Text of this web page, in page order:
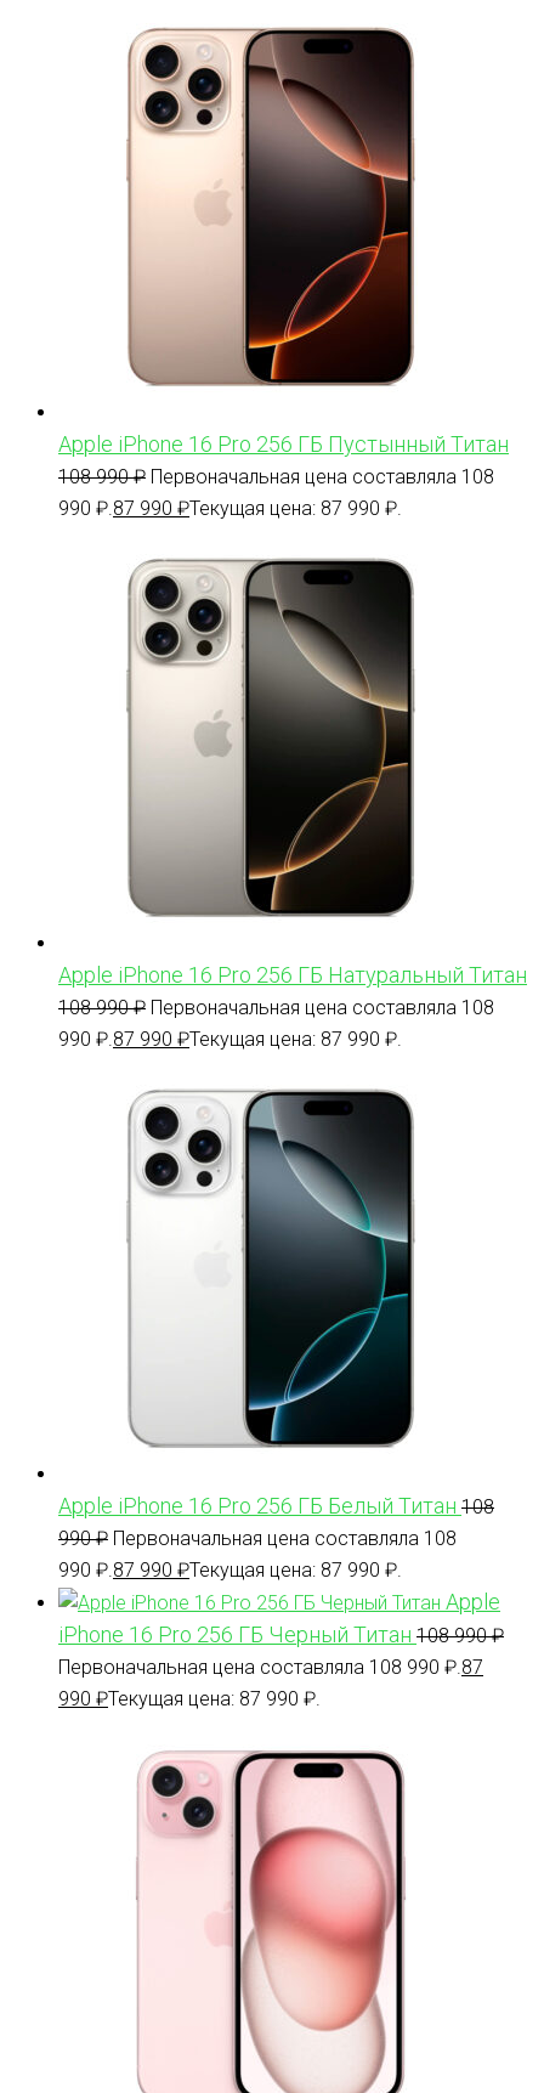
Apple iPhone 16 Pro 256 ГБ Пустынный Титан
108 990₽ Первоначальная цена составляла 108
990 ₽. 87 990 ₽Текущая цена: 87 990 ₽.
Apple iPhone 16 Pro 256 ГБ Натуральный Титан
108 990₽ Первоначальная цена составляла 108
990 ₽. 87 990 ₽Текущая цена: 87 990 ₽.
Apple iPhone 16 Pro 256 ГБ Белый Титан 108
990₽ Первоначальная цена составляла 108
990 ₽. 87 990 ₽Текущая цена: 87 990 ₽.
Apple
iPhone 16 Pro 256 ГБ Черный Титан 108 990₽
Первоначальная цена составляла 108 990 ₽. 87
990 ₽Текущая цена: 87 990 ₽.